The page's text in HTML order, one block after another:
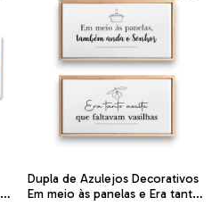
Dupla de Azulejos Decorativos
Em meio às panelas e Era tanto